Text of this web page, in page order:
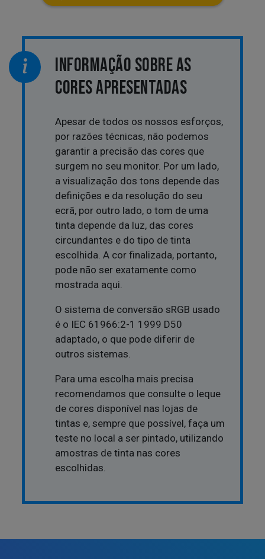
INFORMAÇÃO SOBRE AS
CORES APRESENTADAS
Apesar de todos os nossos esforços,
por razões técnicas, não podemos
garantir a precisão das cores que
surgem no seu monitor. Por um lado,
a visualização dos tons depende das
definições e da resolução do seu
ecrã, por outro lado, o tom de uma
tinta depende da luz, das cores
circundantes e do tipo de tinta
escolhida. A cor finalizada, portanto,
pode não ser exatamente como
mostrada aqui.
O sistema de conversão sRGB usado
é o IEC 61966:2-1 1999 D50
adaptado, o que pode diferir de
outros sistemas.
Para uma escolha mais precisa
recomendamos que consulte o leque
de cores disponível nas lojas de
tintas e, sempre que possível, faça um
teste no local a ser pintado, utilizando
amostras de tinta nas cores
escolhidas.